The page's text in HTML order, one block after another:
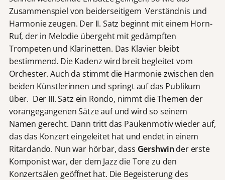
Zusammenspiel von beiderseitigem Verständnis und
Harmonie zeugen. Der II. Satz beginnt mit einem Horn-
Ruf, der in Melodie übergeht mit gedämpften
Trompeten und Klarinetten. Das Klavier bleibt
bestimmend. Die Kadenz wird breit begleitet vom
Orchester. Auch da stimmt die Harmonie zwischen den
beiden Künstlerinnen und springt auf das Publikum
über. Der III. Satz ein Rondo, nimmt die Themen der
vorangegangenen Sätze auf und wird so seinem
Namen gerecht. Dann tritt das Paukenmotiv wieder auf,
das das Konzert eingeleitet hat und endet in einem
Ritardando. Nun war hörbar, dass Gershwinder erste
Komponist war, der dem Jazz die Tore zu den
Konzertsälen geöffnet hat. Die Begeisterung des